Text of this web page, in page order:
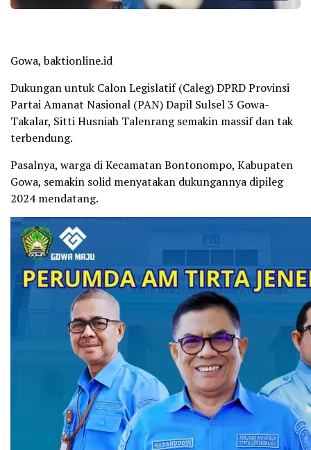
Gowa, baktionline.id
Dukungan untuk Calon Legislatif (Caleg) DPRD Provinsi
Partai Amanat Nasional (PAN) Dapil Sulsel 3 Gowa-
Takalar, Sitti Husniah Talenrang semakin massif dan tak
terbendung.
Pasalnya, warga di Kecamatan Bontonompo, Kabupaten
Gowa, semakin solid menyatakan dukungannya dipileg
2024 mendatang.